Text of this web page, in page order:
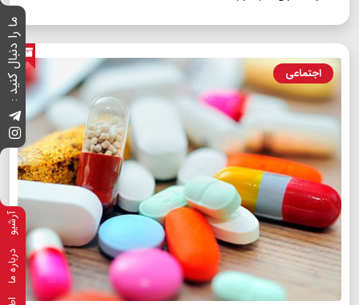
ما را دنبال کنید :
آرشیو
درباره ما
اجتماعی